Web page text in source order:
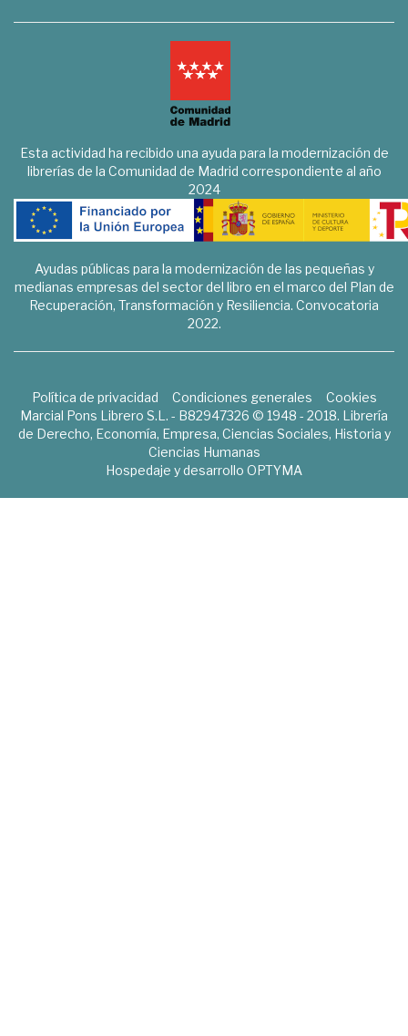
Esta actividad ha recibido una ayuda para la modernización de
librerías de la Comunidad de Madrid correspondiente al año
2024
Ayudas públicas para la modernización de las pequeñas y
medianas empresas del sector del libro en el marco del Plan de
Recuperación, Transformación y Resiliencia. Convocatoria
2022.
Política de privacidad Condiciones generales
Cookies
Marcial Pons Librero S.L. - B82947326 © 1948 - 2018. Librería
de Derecho, Economía, Empresa, Ciencias Sociales, Historia y
Ciencias Humanas
Hospedaje y desarrollo OPTYMA